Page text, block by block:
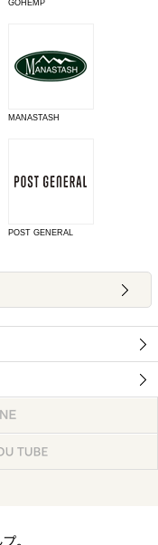
GOHEMP
MANASTASH
POST GENERAL